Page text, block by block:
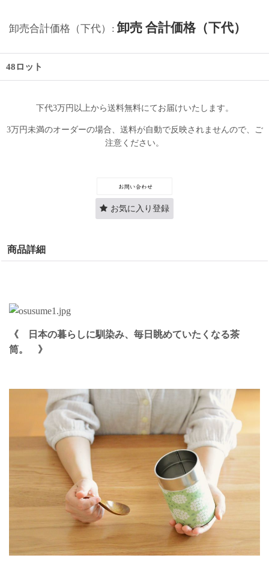
卸売合計価格（下代） : 卸売 合計価格（下代）
48ロット
下代3万円以上から送料無料にてお届けいたします。
3万円未満のオーダーの場合、送料が自動で反映されませんので、ご
注意ください。
お気に入り登録
商品詳細
《 日本の暮らしに馴染み、毎日眺めていたくなる茶
筒。 》